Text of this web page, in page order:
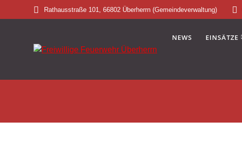
to
Rathausstraße 101, 66802 Überherrn (Gemeindeverwaltung)
NEWS EINSÄTZE